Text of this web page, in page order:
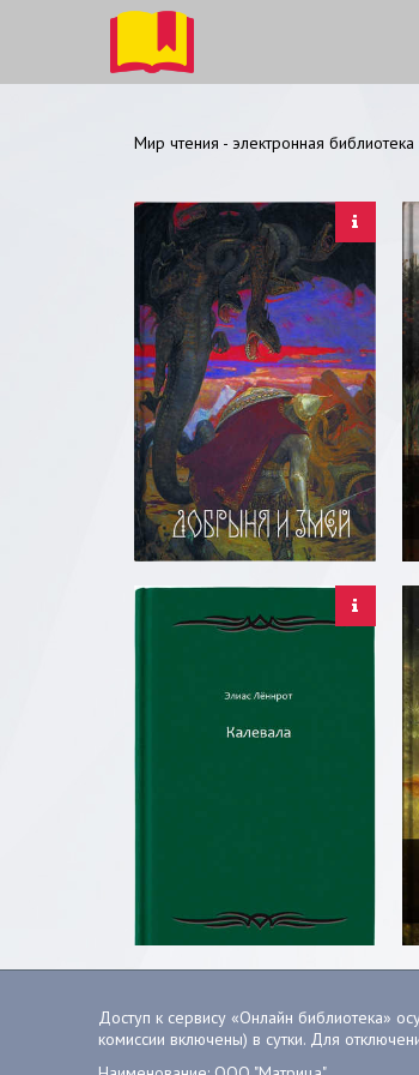
Мир чтения - электронная библиотека
Доступ к сервису «Онлайн библиотека»
комиссии включены) в сутки. Для